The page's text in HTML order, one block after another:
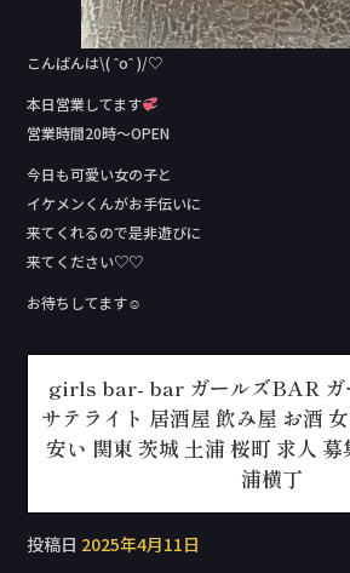
こんばんは\( ˆoˆ )/♡
本日営業してます
営業時間20時～OPEN
今日も可愛い女の子と
イケメンくんがお手伝いに
来てくれるので是非遊びに
来てください♡♡
お待ちしてます☺︎︎
girls bar- bar ガールズBAR ガ
サテライト 居酒屋 飲み屋 お酒
安い 関東 茨城 土浦 桜町 求人
浦横丁
投稿日 2025年4月11日